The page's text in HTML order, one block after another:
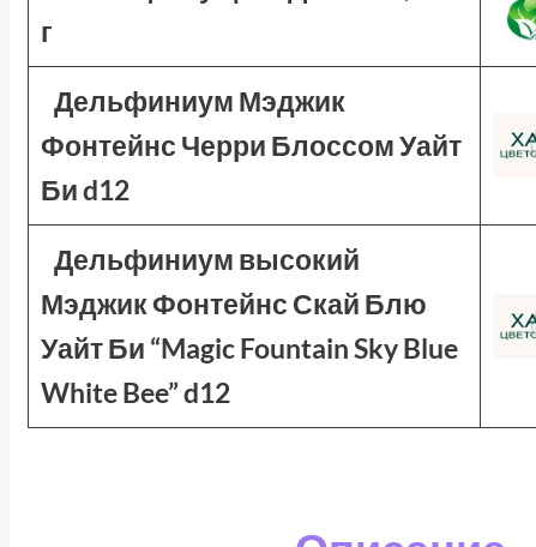
г
Дельфиниум Мэджик
Фонтейнс Черри Блоссом Уайт
Би d12
Дельфиниум высокий
Мэджик Фонтейнс Скай Блю
Уайт Би “Magic Fountain Sky Blue
White Bee” d12